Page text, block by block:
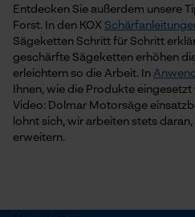
Entdecken Sie außerdem unsere
Forst. In den KOX
Sägeketten Schritt für Schritt
geschärfte Sägeketten erhöhen
erleichtern so die Arbeit. In
Ihnen, wie die Produkte
Video: Dolmar Motorsäge
lohnt sich, wir arbeiten stets
erweitern.
Speichern der
Econda Tag
Statistik Cookies
Econda